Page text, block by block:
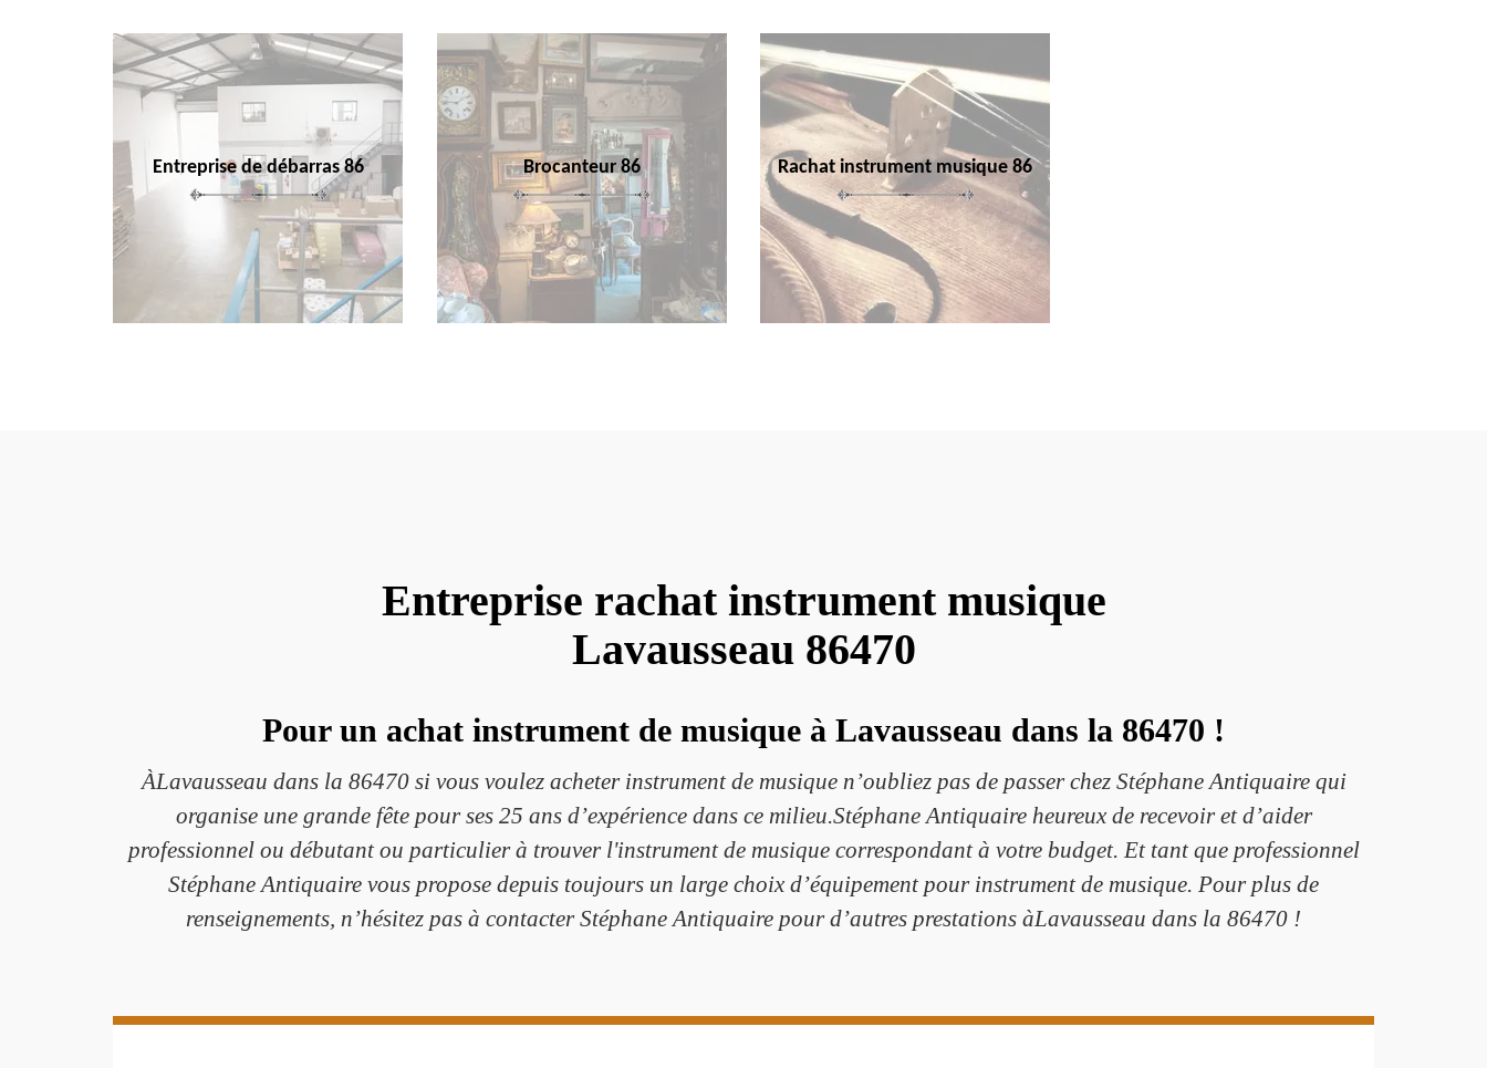
Entreprise de débarras 86 Brocanteur 86 Rachat instrument musique 86
Entreprise rachat instrument musique
Lavausseau 86470
Pour un achat instrument de musique à Lavausseau dans la 86470 !
ÀLavausseau dans la 86470 si vous voulez acheter instrument de musique n’oubliez pas de passer chez Stéphane Antiquaire qui
organise une grande fête pour ses 25 ans d’expérience dans ce milieu.Stéphane Antiquaire heureux de recevoir et d’aider
professionnel ou débutant ou particulier à trouver l'instrument de musique correspondant à votre budget. Et tant que professionnel
Stéphane Antiquaire vous propose depuis toujours un large choix d’équipement pour instrument de musique. Pour plus de
renseignements, n’hésitez pas à contacter Stéphane Antiquaire pour d’autres prestations àLavausseau dans la 86470 !